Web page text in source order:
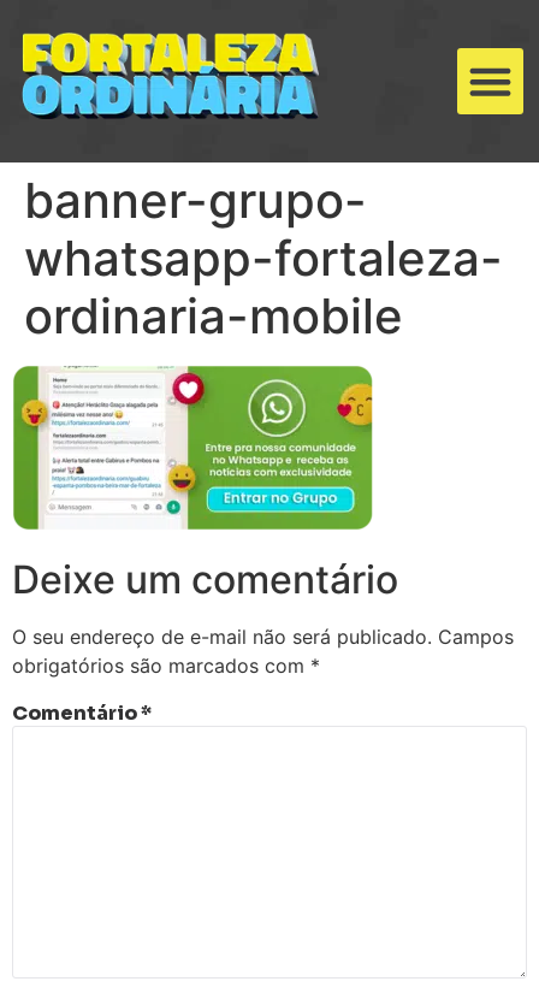
banner-grupo-
whatsapp-fortaleza-
ordinaria-mobile
Deixe um comentário
O seu endereço de e-mail não será publicado. Campos
obrigatórios são marcados com *
Comentário*